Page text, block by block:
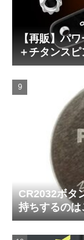
【再販】パ
＋チタンス
円！
CR2032ボタ
持ちするのは